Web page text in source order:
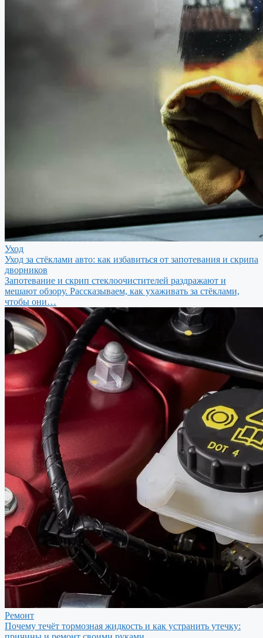
Уход
Уход за стёклами авто: как избавиться от запотевания и скрипа
дворников
Запотевание и скрип стеклоочистителей раздражают и
мешают обзору. Рассказываем, как ухаживать за стёклами,
чтобы они…
Ремонт
Почему течёт тормозная жидкость и как устранить утечку: